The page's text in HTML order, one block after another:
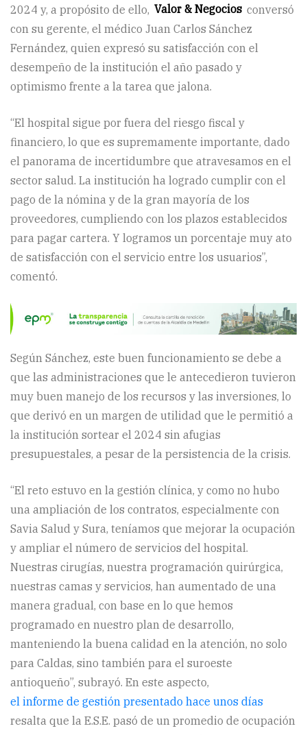
2024 y, a propósito de ello, Valor & Negocios conversó
con su gerente, el médico Juan Carlos Sánchez
Fernández, quien expresó su satisfacción con el
desempeño de la institución el año pasado y
optimismo frente a la tarea que jalona.
“El hospital sigue por fuera del riesgo fiscal y
financiero, lo que es supremamente importante, dado
el panorama de incertidumbre que atravesamos en el
sector salud. La institución ha logrado cumplir con el
pago de la nómina y de la gran mayoría de los
proveedores, cumpliendo con los plazos establecidos
para pagar cartera. Y logramos un porcentaje muy ato
de satisfacción con el servicio entre los usuarios”,
comentó.
Según Sánchez, este buen funcionamiento se debe a
que las administraciones que le antecedieron tuvieron
muy buen manejo de los recursos y las inversiones, lo
que derivó en un margen de utilidad que le permitió a
la institución sortear el 2024 sin afugias
presupuestales, a pesar de la persistencia de la crisis.
“El reto estuvo en la gestión clínica, y como no hubo
una ampliación de los contratos, especialmente con
Savia Salud y Sura, teníamos que mejorar la ocupación
y ampliar el número de servicios del hospital.
Nuestras cirugías, nuestra programación quirúrgica,
nuestras camas y servicios, han aumentado de una
manera gradual, con base en lo que hemos
programado en nuestro plan de desarrollo,
manteniendo la buena calidad en la atención, no solo
para Caldas, sino también para el suroeste
antioqueño”, subrayó. En este aspecto,
el informe de gestión presentado hace unos días
resalta que la E.S.E. pasó de un promedio de ocupación